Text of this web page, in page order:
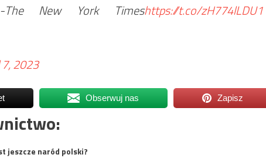
-The New York Timeshttps://t.co/zH774lLDU1
2023
Obserwuj nas Zapisz
jeszcze naród polski?